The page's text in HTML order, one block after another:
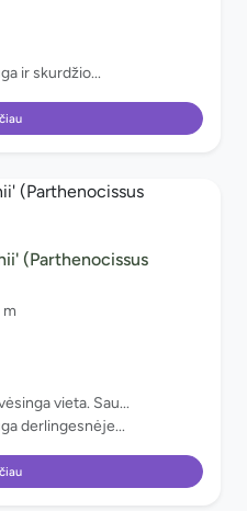
ir skurdžio...
(Parthenocissus
vieta. Sau...
derlingesnėje...